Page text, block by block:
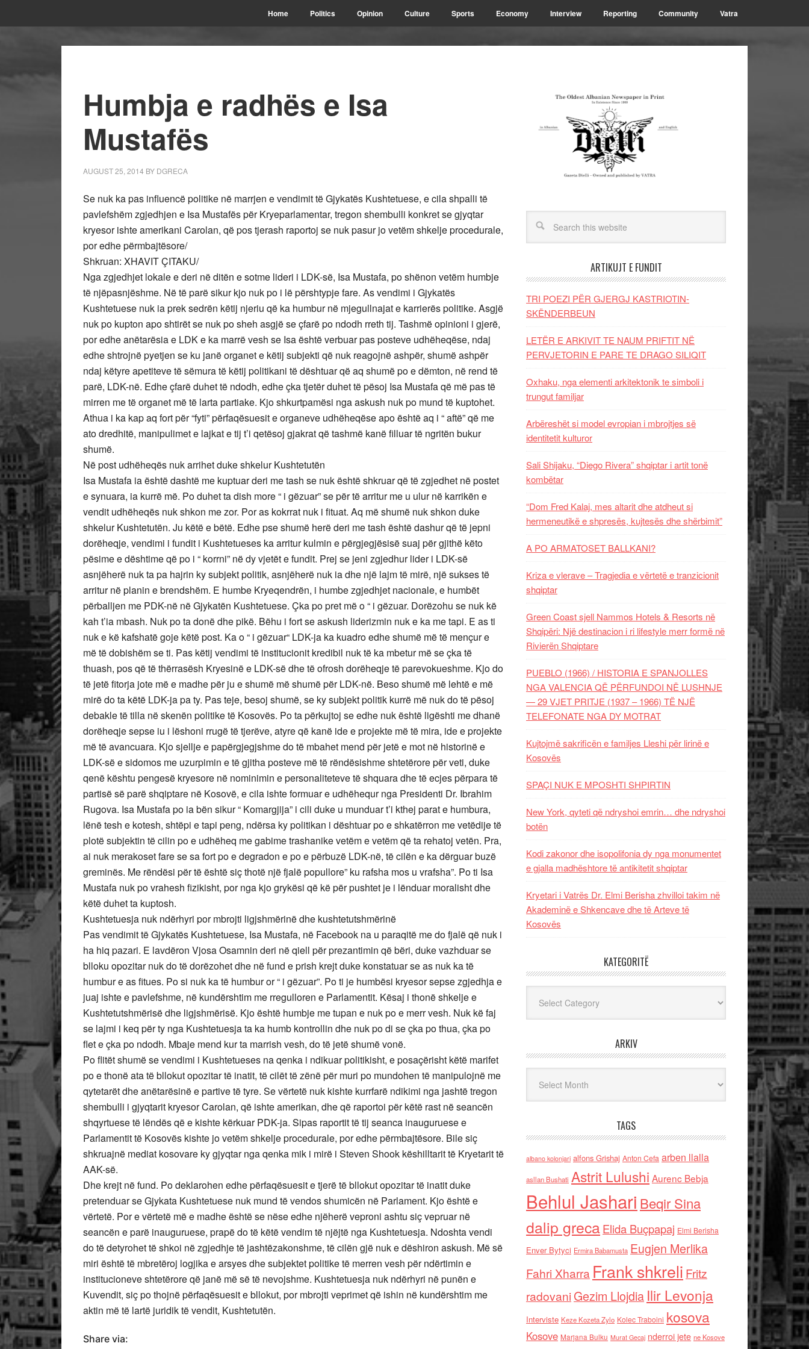
Home Politics Opinion Culture Sports Economy Interview Reporting Community Vatra
Humbja e radhës e Isa
Mustafës
AUGUST 25, 2014 BY DGRECA
Se nuk ka pas influencë politike në marrjen e vendimit të Gjykatës Kushtetuese, e cila shpalli të
pavlefshëm zgjedhjen e Isa Mustafës për Kryeparlamentar, tregon shembulli konkret se gjyqtar
kryesor ishte amerikani Carolan, që pos tjerash raportoj se nuk pasur jo vetëm shkelje procedurale,
por edhe përmbajtësore/
Shkruan: XHAVIT ÇITAKU/
Nga zgjedhjet lokale e deri në ditën e sotme lideri i LDK-së, Isa Mustafa, po shënon vetëm humbje
të njëpasnjëshme. Në të parë sikur kjo nuk po i lë përshtypje fare. As vendimi i Gjykatës
Kushtetuese nuk ia prek sedrën këtij njeriu që ka humbur në mjegullnajat e karrierës politike. Asgjë
nuk po kupton apo shtirët se nuk po sheh asgjë se çfarë po ndodh rreth tij. Tashmë opinioni i gjerë,
por edhe anëtarësia e LDK e ka marrë vesh se Isa është verbuar pas posteve udhëheqëse, ndaj
edhe shtrojnë pyetjen se ku janë organet e këtij subjekti që nuk reagojnë ashpër, shumë ashpër
ndaj këtyre apetiteve të sëmura të këtij politikani të dështuar që aq shumë po e dëmton, në rend të
parë, LDK-në. Edhe çfarë duhet të ndodh, edhe çka tjetër duhet të pësoj Isa Mustafa që më pas të
mirren me të organet më të larta partiake. Kjo shkurtpamësi nga askush nuk po mund të kuptohet.
Athua i ka kap aq fort për “fyti” përfaqësuesit e organeve udhëheqëse apo është aq i “ aftë” që me
ato dredhitë, manipulimet e lajkat e tij t’i qetësoj gjakrat që tashmë kanë filluar të ngritën bukur
shumë.
Në post udhëheqës nuk arrihet duke shkelur Kushtetutën
Isa Mustafa ia është dashtë me kuptuar deri me tash se nuk është shkruar që të zgjedhet në postet
e synuara, ia kurrë më. Po duhet ta dish more “ i gëzuar” se për të arritur me u ulur në karrikën e
vendit udhëheqës nuk shkon me zor. Por as kokrrat nuk i fituat. Aq më shumë nuk shkon duke
shkelur Kushtetutën. Ju këtë e bëtë. Edhe pse shumë herë deri me tash është dashur që të jepni
dorëheqje, vendimi i fundit i Kushtetueses ka arritur kulmin e përgjegjësisë suaj për gjithë këto
pësime e dështime që po i “ korrni” në dy vjetët e fundit. Prej se jeni zgjedhur lider i LDK-së
asnjëherë nuk ta pa hajrin ky subjekt politik, asnjëherë nuk ia dhe një lajm të mirë, një sukses të
arritur në planin e brendshëm. E humbe Kryeqendrën, i humbe zgjedhjet nacionale, e humbët
përballjen me PDK-në në Gjykatën Kushtetuese. Çka po pret më o “ i gëzuar. Dorëzohu se nuk kë
kah t’ia mbash. Nuk po ta donë dhe pikë. Bëhu i fort se askush liderizmin nuk e ka me tapi. E as ti
nuk e kë kafshatë goje këtë post. Ka o “ i gëzuar“ LDK-ja ka kuadro edhe shumë më të mençur e
më të dobishëm se ti. Pas këtij vendimi të institucionit kredibil nuk të ka mbetur më se çka të
thuash, pos që të thërrasësh Kryesinë e LDK-së dhe të ofrosh dorëheqje të parevokueshme. Kjo do
të jetë fitorja jote më e madhe për ju e shumë më shumë për LDK-në. Beso shumë më lehtë e më
mirë do ta këtë LDK-ja pa ty. Pas teje, besoj shumë, se ky subjekt politik kurrë më nuk do të pësoj
debakle të tilla në skenën politike të Kosovës. Po ta përkujtoj se edhe nuk është ligështi me dhanë
dorëheqje sepse iu i lëshoni rrugë të tjerëve, atyre që kanë ide e projekte më të mira, ide e projekte
më të avancuara. Kjo sjellje e papërgjegjshme do të mbahet mend për jetë e mot në historinë e
LDK-së e sidomos me uzurpimin e të gjitha posteve më të rëndësishme shtetërore për veti, duke
qenë kështu pengesë kryesore në nominimin e personaliteteve të shquara dhe të ecjes përpara të
partisë së parë shqiptare në Kosovë, e cila ishte formuar e udhëhequr nga Presidenti Dr. Ibrahim
Rugova. Isa Mustafa po ia bën sikur “ Komargjija” i cili duke u munduar t’i kthej parat e humbura,
lënë tesh e kotesh, shtëpi e tapi peng, ndërsa ky politikan i dështuar po e shkatërron me vetëdije të
plotë subjektin të cilin po e udhëheq me gabime trashanike vetëm e vetëm që ta rehatoj vetën. Pra,
ai nuk merakoset fare se sa fort po e degradon e po e përbuzë LDK-në, të cilën e ka dërguar buzë
greminës. Me rëndësi për të është siç thotë një fjalë popullore” ku rafsha mos u vrafsha”. Po ti Isa
Mustafa nuk po vrahesh fizikisht, por nga kjo grykësi që kë për pushtet je i lënduar moralisht dhe
këtë duhet ta kuptosh.
Kushtetuesja nuk ndërhyri por mbrojti ligjshmërinë dhe kushtetutshmërinë
Pas vendimit të Gjykatës Kushtetuese, Isa Mustafa, në Facebook na u paraqitë me do fjalë që nuk i
ha hiq pazari. E lavdëron Vjosa Osamnin deri në qiell për prezantimin që bëri, duke vazhduar se
blloku opozitar nuk do të dorëzohet dhe në fund e prish krejt duke konstatuar se as nuk ka të
humbur e as fitues. Po si nuk ka të humbur or “ i gëzuar”. Po ti je humbësi kryesor sepse zgjedhja e
juaj ishte e pavlefshme, në kundërshtim me rregulloren e Parlamentit. Kësaj i thonë shkelje e
Kushtetutshmërisë dhe ligjshmërisë. Kjo është humbje me tupan e nuk po e merr vesh. Nuk kë faj
se lajmi i keq për ty nga Kushtetuesja ta ka humb kontrollin dhe nuk po di se çka po thua, çka po
flet e çka po ndodh. Mbaje mend kur ta marrish vesh, do të jetë shumë vonë.
Po flitët shumë se vendimi i Kushtetueses na qenka i ndikuar politikisht, e posaçërisht këtë marifet
po e thonë ata të bllokut opozitar të inatit, të cilët të zënë për muri po mundohen të manipulojnë me
qytetarët dhe anëtarësinë e partive të tyre. Se vërtetë nuk kishte kurrfarë ndikimi nga jashtë tregon
shembulli i gjyqtarit kryesor Carolan, që ishte amerikan, dhe që raportoi për këtë rast në seancën
shqyrtuese të lëndës që e kishte kërkuar PDK-ja. Sipas raportit të tij seanca inauguruese e
Parlamentit të Kosovës kishte jo vetëm shkelje procedurale, por edhe përmbajtësore. Bile siç
shkruajnë mediat kosovare ky gjyqtar nga qenka mik i mirë i Steven Shook këshilltarit të Kryetarit të
AAK-së.
Dhe krejt në fund. Po deklarohen edhe përfaqësuesit e tjerë të bllokut opozitar të inatit duke
pretenduar se Gjykata Kushtetuese nuk mund të vendos shumicën në Parlament. Kjo është e
vërtetë. Por e vërtetë më e madhe është se nëse edhe njëherë veproni ashtu siç vepruar në
seancën e parë inauguruese, prapë do të këtë vendim të njëjtë nga Kushtetuesja. Ndoshta vendi
do të detyrohet të shkoi në zgjedhje të jashtëzakonshme, të cilën gjë nuk e dëshiron askush. Më së
miri është të mbretëroj logjika e arsyes dhe subjektet politike të merren vesh për ndërtimin e
institucioneve shtetërore që janë më së të nevojshme. Kushtetuesja nuk ndërhyri në punën e
Kuvendit, siç po thojnë përfaqësuesit e bllokut, por mbrojti veprimet që ishin në kundërshtim me
aktin më të lartë juridik të vendit, Kushtetutën.
Share via:
ARTIKUJT E FUNDIT
TRI POEZI PËR GJERGJ KASTRIOTIN-
SKËNDERBEUN
LETËR E ARKIVIT TE NAUM PRIFTIT NË
PERVJETORIN E PARE TE DRAGO SILIQIT
Oxhaku, nga elementi arkitektonik te simboli i
trungut familjar
Arbëreshët si model evropian i mbrojtjes së
identitetit kulturor
Sali Shijaku, “Diego Rivera” shqiptar i artit tonë
kombëtar
“Dom Fred Kalaj, mes altarit dhe atdheut si
hermeneutikë e shpresës, kujtesës dhe shërbimit”
A PO ARMATOSET BALLKANI?
Kriza e vlerave – Tragjedia e vërtetë e tranzicionit
shqiptar
Green Coast sjell Nammos Hotels & Resorts në
Shqipëri: Një destinacion i ri lifestyle merr formë në
Rivierën Shqiptare
PUEBLO (1966) / HISTORIA E SPANJOLLES
NGA VALENCIA QË PËRFUNDOI NË LUSHNJE
— 29 VJET PRITJE (1937 – 1966) TË NJË
TELEFONATE NGA DY MOTRAT
Kujtojmë sakrificën e familjes Lleshi për lirinë e
Kosovës
SPAÇI NUK E MPOSHTI SHPIRTIN
New York, qyteti që ndryshoi emrin… dhe ndryshoi
botën
Kodi zakonor dhe isopolifonia dy nga monumentet
e gjalla madhështore të antikitetit shqiptar
Kryetari i Vatrës Dr. Elmi Berisha zhvilloi takim në
Akademinë e Shkencave dhe të Arteve të
Kosovës
KATEGORITË
ARKIV
TAGS
albano kolonjari alfons Grishaj Anton Cefa arben llalla
asllan Bushati Astrit Lulushi Aurenc Bebja
Behlul Jashari Beqir Sina
dalip grecaElida Buçpapaj Elmi Berisha
Enver Bytyci Ermira Babamusta Eugjen Merlika
Fahri Xharra Frank shkreli Fritz
radovaniGezim Llojdia Ilir Levonja
Interviste Keze Kozeta Zylo Kolec Traboini kosova
Kosove Marjana Bulku Murat Gecaj nderroi jete ne Kosove